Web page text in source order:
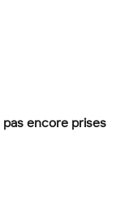
pas encore prises